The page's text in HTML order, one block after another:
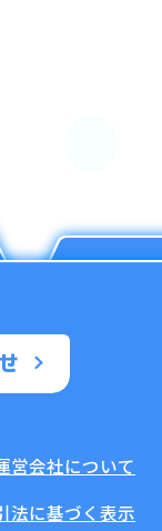
営会社について
法に基づく表示